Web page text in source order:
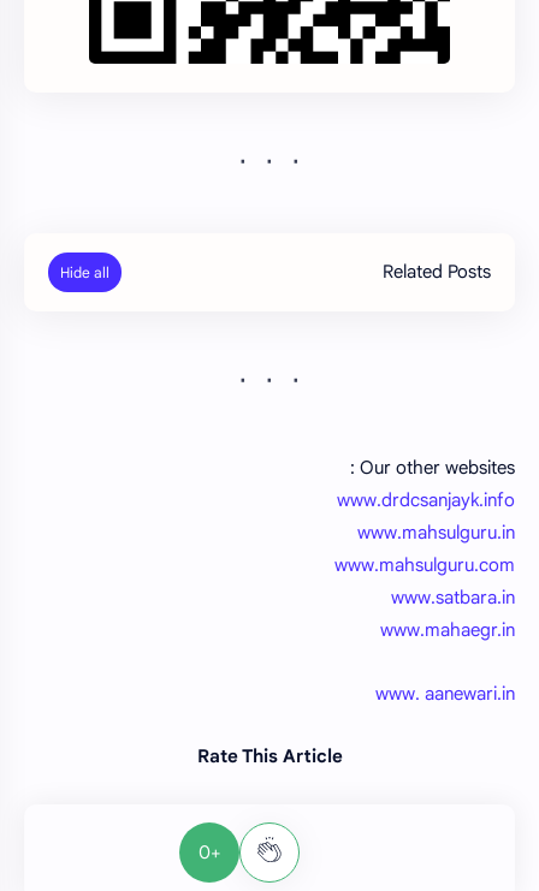
Related Posts
Our other websites :
www.drdcsanjayk.info
www.mahsulguru.in
www.mahsulguru.com
www.satbara.in
www.mahaegr.in
www. aanewari.in
Rate This Article
+0